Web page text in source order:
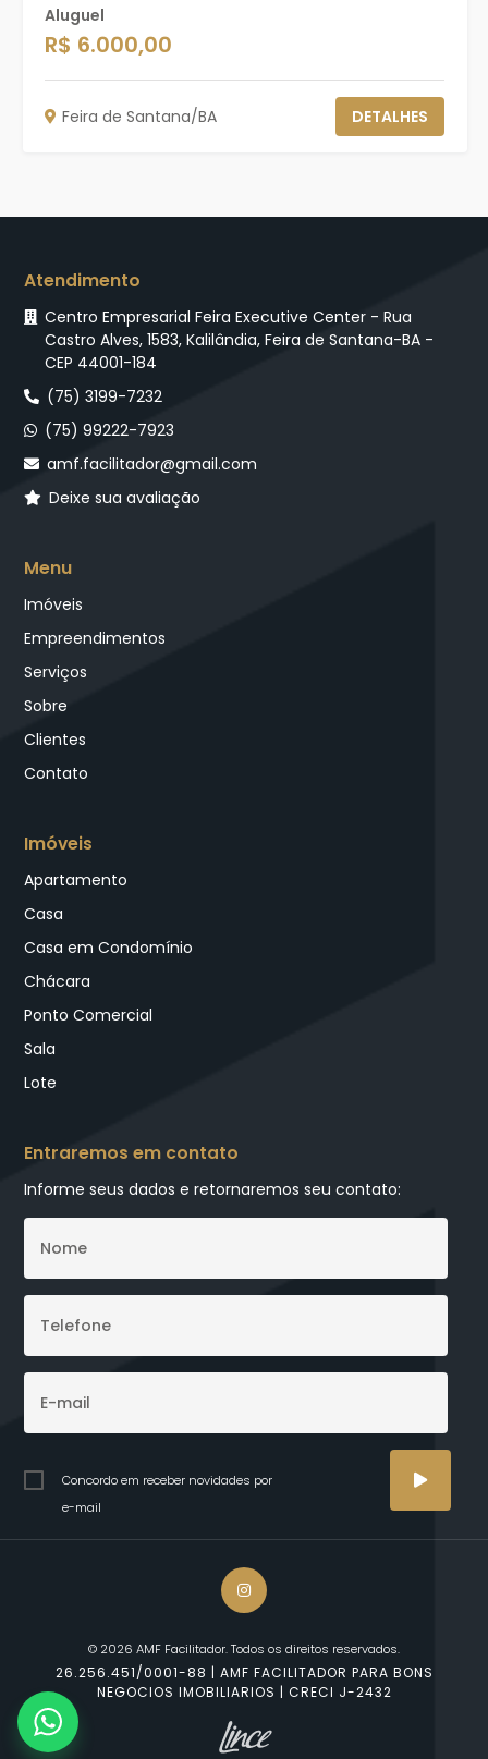
Aluguel
R$ 6.000,00
Feira de Santana/BA DETALHES
Atendimento
Centro Empresarial Feira Executive Center - Rua
Castro Alves, 1583, Kalilândia, Feira de Santana-BA -
CEP 44001-184
(75) 3199-7232
(75) 99222-7923
amf.facilitador@gmail.com
Deixe sua avaliação
Menu
Imóveis
Empreendimentos
Serviços
Sobre
Clientes
Contato
Imóveis
Apartamento
Casa
Casa em Condomínio
Chácara
Ponto Comercial
Sala
Lote
Entraremos em contato
Informe seus dados e retornaremos seu contato:
Concordo em receber novidades por
e-mail
© 2026 AMF Facilitador. Todos os direitos reservados.
26.256.451/0001-88 | AMF FACILITADOR PARA BONS
NEGOCIOS IMOBILIARIOS | CRECI J-2432